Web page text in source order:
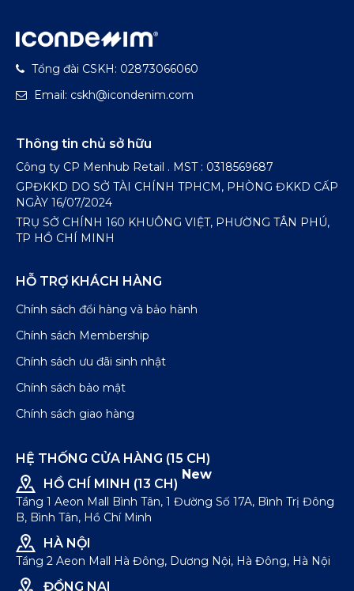
Tổng đài CSKH: 02873066060
Email: cskh@icondenim.com
Thông tin chủ sở hữu
Công ty CP Menhub Retail . MST : 0318569687
GPĐKKD DO SỞ TÀI CHÍNH TPHCM, PHÒNG ĐKKD CẤP
NGÀY 16/07/2024
TRỤ SỞ CHÍNH 160 KHUÔNG VIỆT, PHƯỜNG TÂN PHÚ,
TP HỒ CHÍ MINH
HỖ TRỢ KHÁCH HÀNG
Chính sách đổi hàng và bảo hành
Chính sách Membership
Chính sách ưu đãi sinh nhật
Chính sách bảo mật
Chính sách giao hàng
HỆ THỐNG CỬA HÀNG (15 CH)
HỒ CHÍ MINH (13 CH)
New
Tầng 1 Aeon Mall Bình Tân, 1 Đường Số 17A, Bình Trị Đông
B, Bình Tân, Hồ Chí Minh
HÀ NỘI
Tầng 2 Aeon Mall Hà Đông, Dương Nội, Hà Đông, Hà Nội
ĐỒNG NAI